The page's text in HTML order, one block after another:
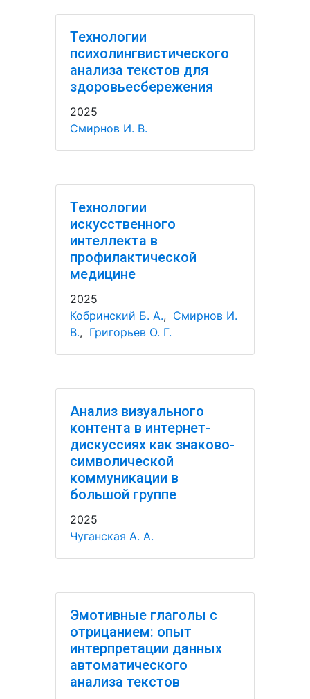
Технологии
психолингвистического
анализа текстов для
здоровьесбережения
2025
Смирнов И. В.
Технологии
искусственного
интеллекта в
профилактической
медицине
2025
Кобринский Б. А., Смирнов И.
В., Григорьев О. Г.
Анализ визуального
контента в интернет-
дискуссиях как знаково-
символической
коммуникации в
большой группе
2025
Чуганская А. А.
Эмотивные глаголы с
отрицанием: опыт
интерпретации данных
автоматического
анализа текстов